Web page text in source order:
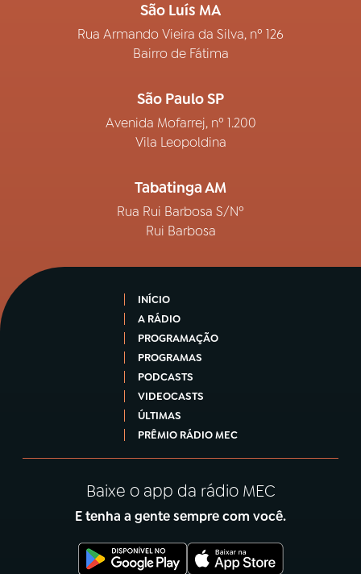
São Luís MA
Rua Armando Vieira da Silva, nº 126
Bairro de Fátima
São Paulo SP
Avenida Mofarrej, nº 1.200
Vila Leopoldina
Tabatinga AM
Rua Rui Barbosa S/Nº
Rui Barbosa
INÍCIO
A RÁDIO
PROGRAMAÇÃO
PROGRAMAS
PODCASTS
VIDEOCASTS
ÚLTIMAS
PRÊMIO RÁDIO MEC
Baixe o app da rádio MEC
E tenha a gente sempre com você.